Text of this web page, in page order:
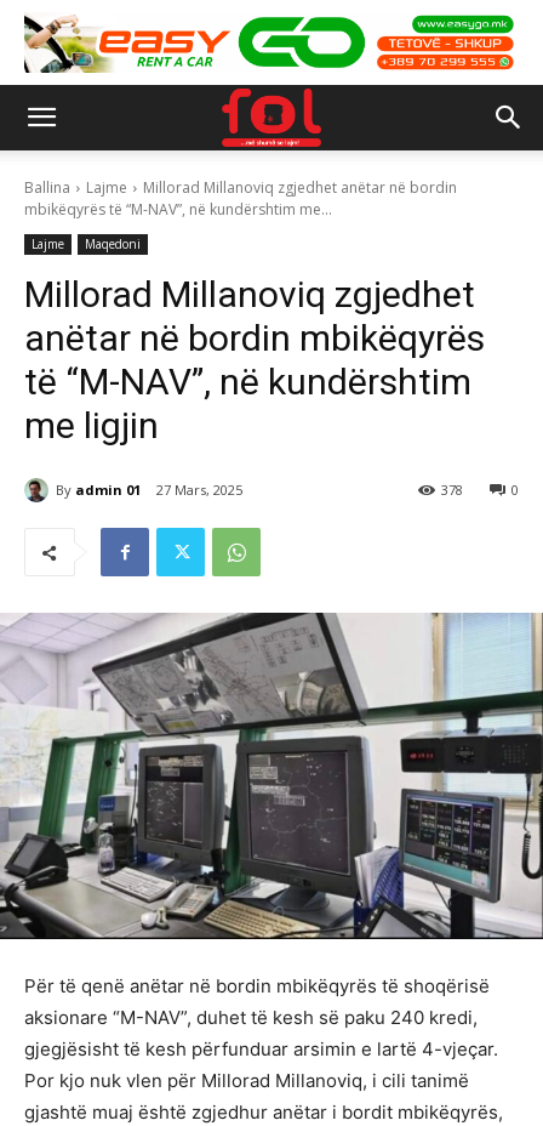
Ballina Lajme
Millorad Millanoviq zgjedhet anëtar në bordin
mbikëqyrës të “M-NAV”, në kundërshtim me...
Lajme Maqedoni
Millorad Millanoviq zgjedhet
anëtar në bordin mbikëqyrës
të “M-NAV”, në kundërshtim
me ligjin
By admin 01 27 Mars, 2025 0
378
Për të qenë anëtar në bordin mbikëqyrës të shoqërisë
aksionare “M-NAV”, duhet të kesh së paku 240 kredi,
gjegjësisht të kesh përfunduar arsimin e lartë 4-vjeçar.
Por kjo nuk vlen për Millorad Millanoviq, i cili tanimë
gjashtë muaj është zgjedhur anëtar i bordit mbikëqyrës,